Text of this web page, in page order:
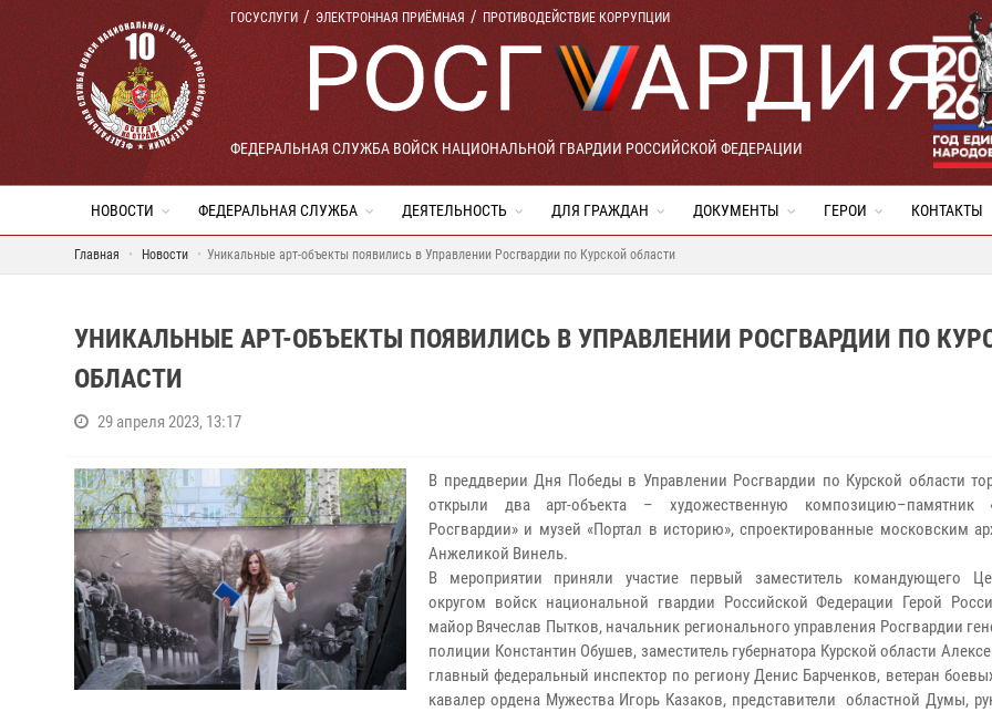
ГОСУСЛУГИ ЭЛЕКТРОННАЯ ПРИЁМНАЯ ПРОТИВОДЕЙСТВИЕ КОРРУПЦИИ
ФЕДЕРАЛЬНАЯ СЛУЖБА ВОЙСК НАЦИОНАЛЬНОЙ ГВАРДИИ РОССИЙСКОЙ ФЕДЕРАЦИИ
НОВОСТИ ФЕДЕРАЛЬНАЯ СЛУЖБА ДЕЯТЕЛЬНОСТЬ ДЛЯ ГРАЖДАН ДОКУМЕНТЫ ГЕРОИ КОНТАКТЫ
Главная Новости Уникальные арт-объекты появились в Управлении Росгвардии по Курской области
УНИКАЛЬНЫЕ АРТ-ОБЪЕКТЫ ПОЯВИЛИСЬ В УПРАВЛЕНИИ РОСГВАРДИИ ПО
ОБЛАСТИ
29 апреля 2023, 13:17
В преддверии Дня Победы в Управлении Росгвардии по Курской области
открыли два арт-объекта – художественную композицию–памятник
Росгвардии» и музей «Портал в историю», спроектированные московским
Анжеликой Винель.
В мероприятии приняли участие первый заместитель командующего
округом войск национальной гвардии Российской Федерации Герой
майор Вячеслав Пытков, начальник регионального управления Росгвардии
полиции Константин Обушев, заместитель губернатора Курской области
главный федеральный инспектор по региону Денис Барченков, ветеран
кавалер ордена Мужества Игорь Казаков, представители областной Думы,